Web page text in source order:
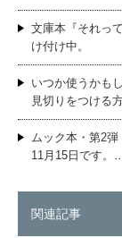
文庫本『それっ
け付け中。
いつか使うかも
見切りをつける
ムック本・第2
11月15日です。
関連記事